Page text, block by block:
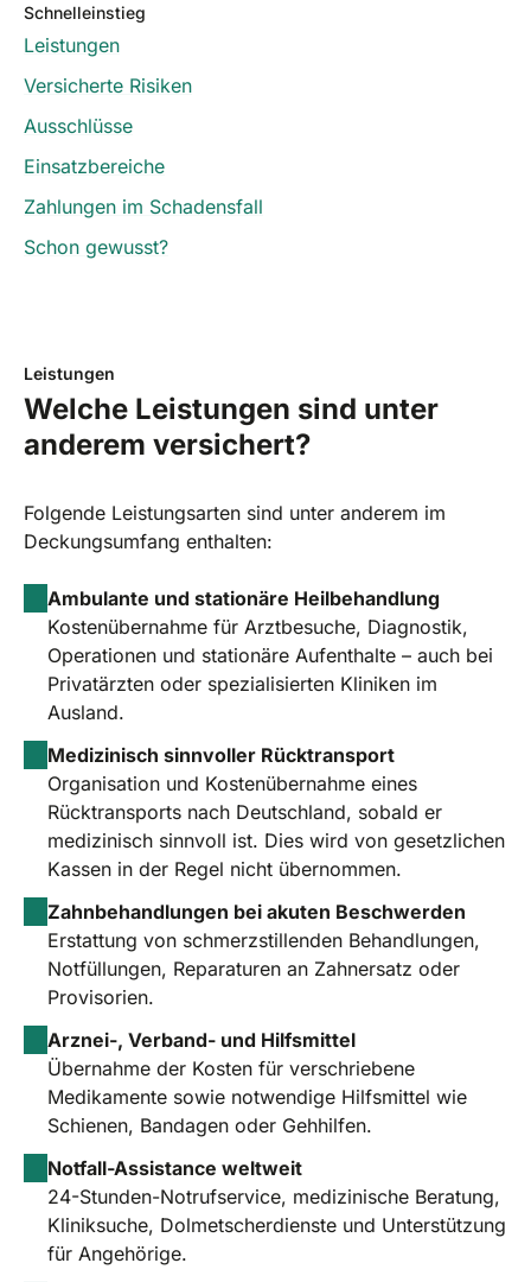
Schnelleinstieg
Leistungen
Versicherte Risiken
Ausschlüsse
Einsatzbereiche
Zahlungen im Schadensfall
Schon gewusst?
Leistungen
Welche Leistungen sind unter
anderem versichert?
Folgende Leistungsarten sind unter anderem im
Deckungsumfang enthalten:
Ambulante und stationäre Heilbehandlung
Kostenübernahme für Arztbesuche, Diagnostik,
Operationen und stationäre Aufenthalte – auch bei
Privatärzten oder spezialisierten Kliniken im
Ausland.
Medizinisch sinnvoller Rücktransport
Organisation und Kostenübernahme eines
Rücktransports nach Deutschland, sobald er
medizinisch sinnvoll ist. Dies wird von gesetzlichen
Kassen in der Regel nicht übernommen.
Zahnbehandlungen bei akuten Beschwerden
Erstattung von schmerzstillenden Behandlungen,
Notfüllungen, Reparaturen an Zahnersatz oder
Provisorien.
Arznei-, Verband- und Hilfsmittel
Übernahme der Kosten für verschriebene
Medikamente sowie notwendige Hilfsmittel wie
Schienen, Bandagen oder Gehhilfen.
Notfall-Assistance weltweit
24-Stunden-Notrufservice, medizinische Beratung,
Kliniksuche, Dolmetscherdienste und Unterstützung
für Angehörige.